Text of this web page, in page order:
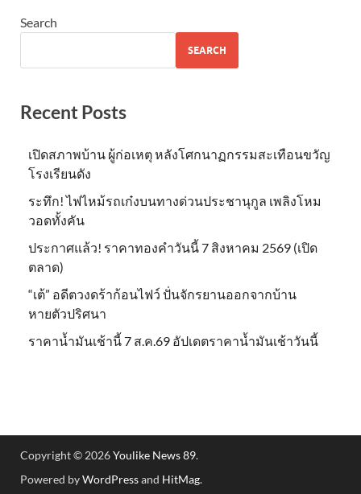
Search
SEARCH
Recent Posts
เปิดสภาพบ้าน ผู้ก่อเหตุ หลังโศกนาฏกรรมสะเทือนขวัญ
โรงเรียนดัง
ระทึก! ไฟไหม้รถเก๋งบนทางด่วนประชานุกูล เพลิงโหม
วอดทั้งคัน
ประกาศแล้ว! ราคาทองคำวันนี้ 7 สิงหาคม 2569 (เปิด
ตลาด)
“เต้” อดีตวงดร้าก้อนไฟว์ ปั่นจักรยานออกจากบ้าน
หายตัวปริศนา
ราคาน้ำมันเช้านี้ 7 ส.ค.69 อัปเดตราคาน้ำมันเช้าวันนี้
Copyright © 2026Youlike News 89.
Powered byWordPressand HitMag.